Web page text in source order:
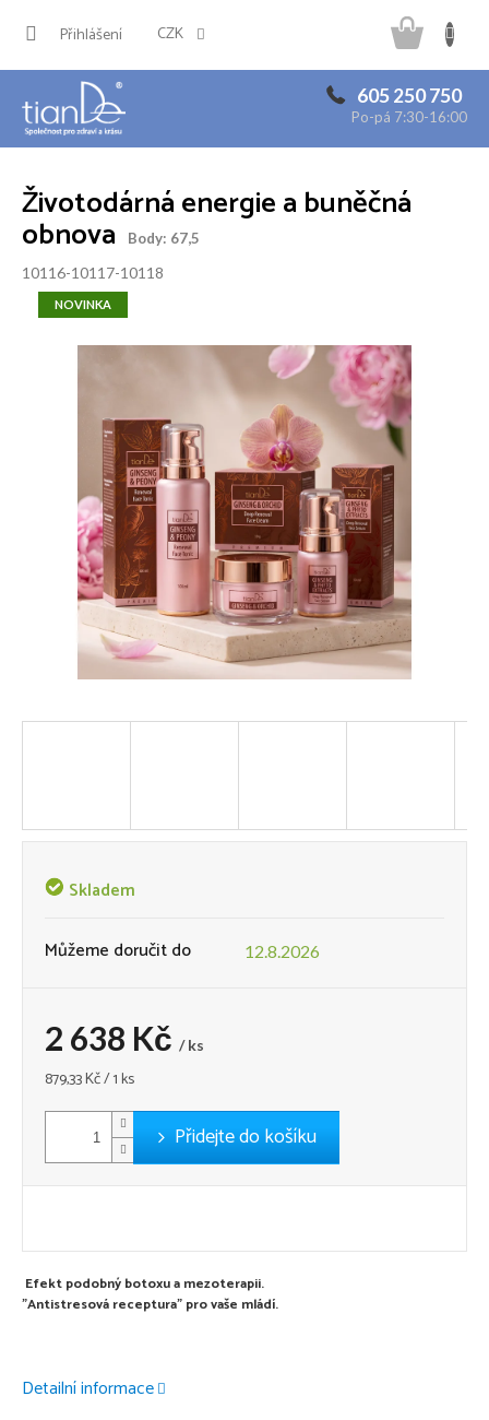
CZK
Přihlášení
605 250 750
Po-pá 7:30-16:00
košík
Životodárná energie a buněčná
obnova Body: 67,5
10116-10117-10118
NOVINKA
Skladem
Můžeme doručit do 12.8.2026
2 638 Kč / ks
Měrná
879,33 Kč / 1 ks
Přidejte do košíku
Efekt podobný botoxu a mezoterapii.
"Antistresová receptura" pro vaše mládí.
Detailní informace